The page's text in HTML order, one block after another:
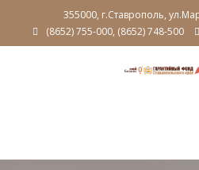
355000, г.Ставрополь,
(8652) 755-000, (8652) 748-500